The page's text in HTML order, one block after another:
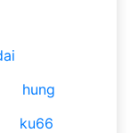
hung
ku66